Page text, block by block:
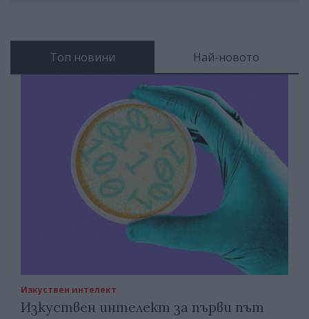
Топ новини Най-новото
Изкуствен интелект
Изкуствен интелект за първи път